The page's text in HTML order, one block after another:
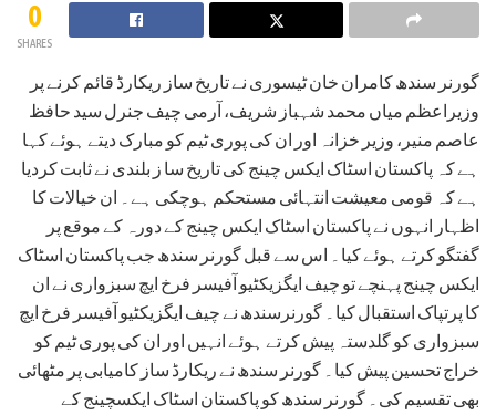
0
SHARES
گورنر سندھ کامران خان ٹیسوری نے تاریخ ساز ریکارڈ قائم کرنے پر
وزیراعظم میاں محمد شہباز شریف، آرمی چیف جنرل سید حافظ
عاصم منیر، وزیر خزانہ اور ان کی پوری ٹیم کو مبارک دیتے ہوئے کہا
ہے کہ پاکستان اسٹاک ایکس چینج کی تاریخ سا ز بلندی نے ثابت کردیا
ہے کہ قومی معیشت انتہائی مستحکم ہوچکی ہے۔ ان خیالات کا
اظہار انہوں نے پاکستان اسٹاک ایکس چینج کے دورہ کے موقع پر
گفتگو کرتے ہوئے کیا۔ اس سے قبل گورنر سندھ جب پاکستان اسٹاک
ایکس چینج پہنچے تو چیف ایگزیکٹیو آفیسر فرخ ایچ سبزواری نے ان
کا پرتپاک استقبال کیا۔ گورنرسندھ نے چیف ایگزیکٹیو آفیسر فرخ ایچ
سبزواری کو گلدستہ پیش کرتے ہوئے انہیں اور ان کی پوری ٹیم کو
خراج تحسین پیش کیا۔ گورنر سندھ نے ریکارڈ ساز کامیابی پر مٹھائی
بھی تقسیم کی۔ گورنر سندھ کو پاکستان اسٹاک ایکسچینج کے